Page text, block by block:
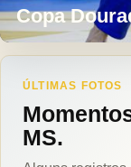
Copa
ÚLTIMAS FOTOS
MS.